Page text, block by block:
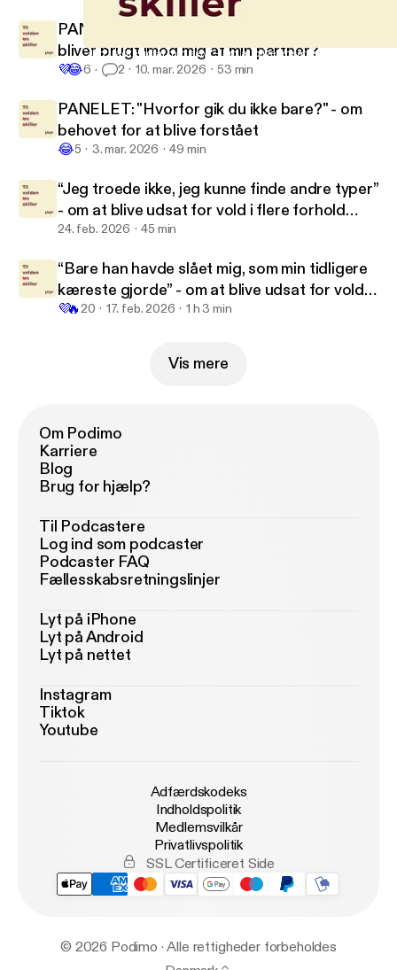
“Jeg trådte ud af mig selv” - om at blive udsat for seksualiseret
Til volden os skiller
PANELET: "Hvad gør jeg, når min seksualitet
bliver brugt imod mig af min partner?"
💜😂6 2 10. mar. 2026 53 min
PANELET: "Hvorfor gik du ikke bare?" - om
behovet for at blive forstået
😂5 3. mar. 2026 49 min
“Jeg troede ikke, jeg kunne finde andre typer”
- om at blive udsat for vold i flere forhold
(2:2)
24. feb. 2026 45 min
“Bare han havde slået mig, som min tidligere
kæreste gjorde” - om at blive udsat for vold i
flere forhold (1:2)
💜🔥 20 17. feb. 2026 1 h 3 min
Vis mere
Om Podimo
Karriere
Blog
Brug for hjælp?
Til Podcastere
Log ind som podcaster
Podcaster FAQ
Fællesskabsretningslinjer
Lyt på iPhone
Lyt på Android
Lyt på nettet
Instagram
Tiktok
Youtube
Adfærdskodeks
Indholdspolitik
Medlemsvilkår
Privatlivspolitik
SSL Certificeret Side
© 2026 Podimo · Alle rettigheder forbeholdes